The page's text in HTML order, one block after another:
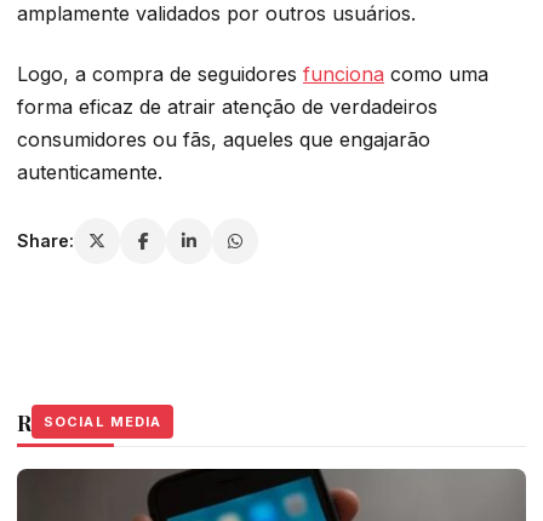
amplamente validados por outros usuários.
Logo, a compra de seguidores funciona como uma
forma eficaz de atrair atenção de verdadeiros
consumidores ou fãs, aqueles que engajarão
autenticamente.
Share:
Related Stories
SOCIAL MEDIA